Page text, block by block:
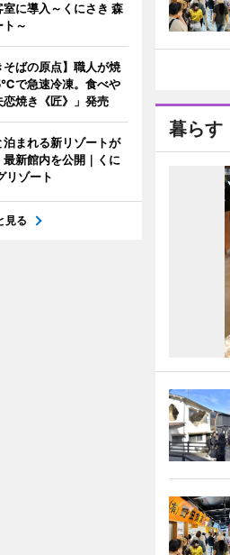
暮らす
に導入～くにさき 森
～
そばの原点】職人が焼
で急速冷凍。食べや
焼き《匠》」発売
まれる新リゾートが
新館内を公開｜くに
リゾート
見る